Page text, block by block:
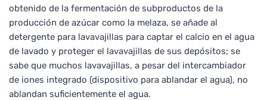
obtenido de la fermentación de subproductos de la
producción de azúcar como la melaza, se añade al
detergente para lavavajillas para captar el calcio en el agua
de lavado y proteger el lavavajillas de sus depósitos; se
sabe que muchos lavavajillas, a pesar del intercambiador
de iones integrado (dispositivo para ablandar el agua), no
ablandan suficientemente el agua.